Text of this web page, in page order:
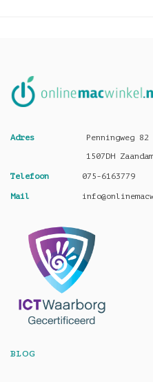
Adres
Penningweg 82
1507DH Zaandam
Telefoon 075-6163779
Mail
BLOG